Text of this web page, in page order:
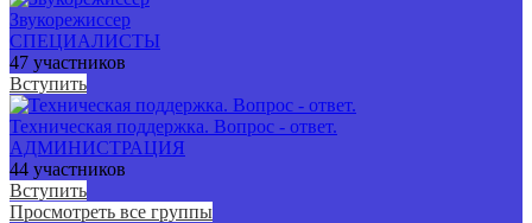
Звукорежиссер
СПЕЦИАЛИСТЫ
47 участников
Вступить
Техническая поддержка. Вопрос - ответ.
АДМИНИСТРАЦИЯ
44 участников
Вступить
Просмотреть все группы